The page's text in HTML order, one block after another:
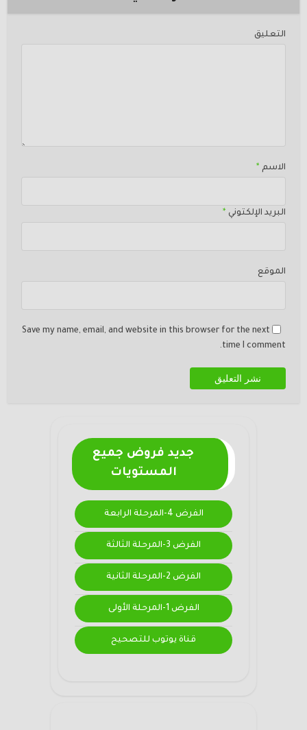
التعليق
الاسم *
البريد الإلكتوني *
الموقع
Save my name, email, and website in this browser for the next
time I comment.
جديد فروض جميع
المستويات
الفرض 4-المرحلة الرابعة
الفرض 3-المرحلة الثالثة
الفرض 2-المرحلة الثانية
الفرض 1-المرحلة الأولى
قناة يوتوب للتصحيح